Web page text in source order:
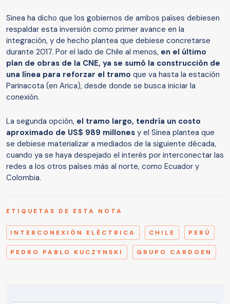
Sinea ha dicho que los gobiernos de ambos países debiesen
respaldar esta inversión como primer avance en la
integración, y de hecho plantea que debiese concretarse
durante 2017. Por el lado de Chile al menos, en el último
plan de obras de la CNE, ya se sumó la construcción de
una línea para reforzar el tramo que va hasta la estación
Parinacota (en Arica), desde donde se busca iniciar la
conexión.
La segunda opción, el tramo largo, tendría un costo
aproximado de US$ 989 millones y el Sinea plantea que
se debiese materializar a mediados de la siguiente década,
cuando ya se haya despejado el interés por interconectar las
redes a los otros países más al norte, como Ecuador y
Colombia.
ETIQUETAS DE ESTA NOTA
INTERCONEXIÓN ELÉCTRICA CHILE PERÚ
PEDRO PABLO KUCZYNSKI GRUPO CARDOEN